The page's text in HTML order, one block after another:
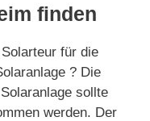
finden
für die
? Die
sollte
werden. Der